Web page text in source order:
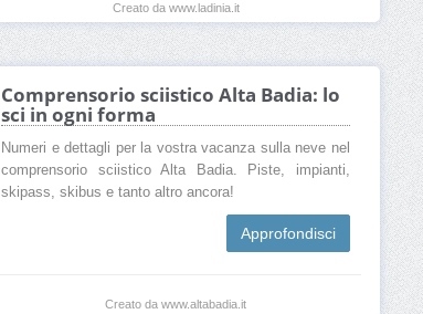
Creato da www.ladinia.it
Comprensorio sciistico Alta Badia: lo
sci in ogni forma
Numeri e dettagli per la vostra vacanza sulla neve nel
comprensorio sciistico Alta Badia. Piste, impianti,
skipass, skibus e tanto altro ancora!
Approfondisci
Creato da www.altabadia.it